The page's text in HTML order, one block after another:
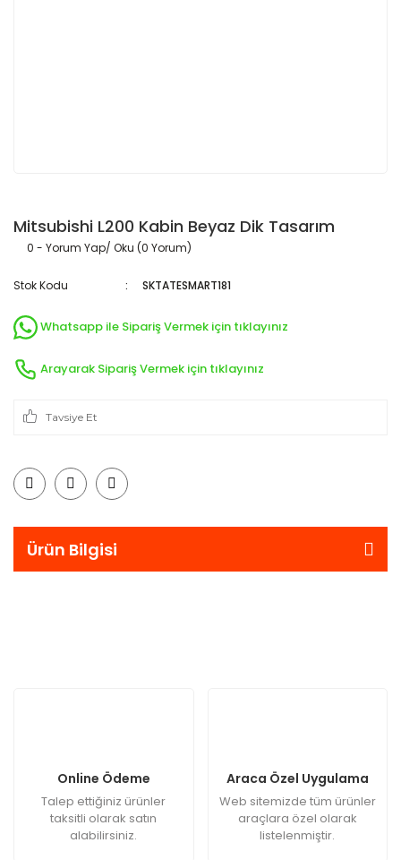
Mitsubishi L200 Kabin Beyaz Dik Tasarım
0 - Yorum Yap/ Oku (0 Yorum)
Stok Kodu SKTATESMART181
Whatsapp ile Sipariş Vermek için tıklayınız
Arayarak Sipariş Vermek için tıklayınız
Tavsiye Et
Ürün Bilgisi
Online Ödeme
Talep ettiğiniz ürünler
taksitli olarak satın
alabilirsiniz.
Araca Özel Uygulama
Web sitemizde tüm ürünler
araçlara özel olarak
listelenmiştir.